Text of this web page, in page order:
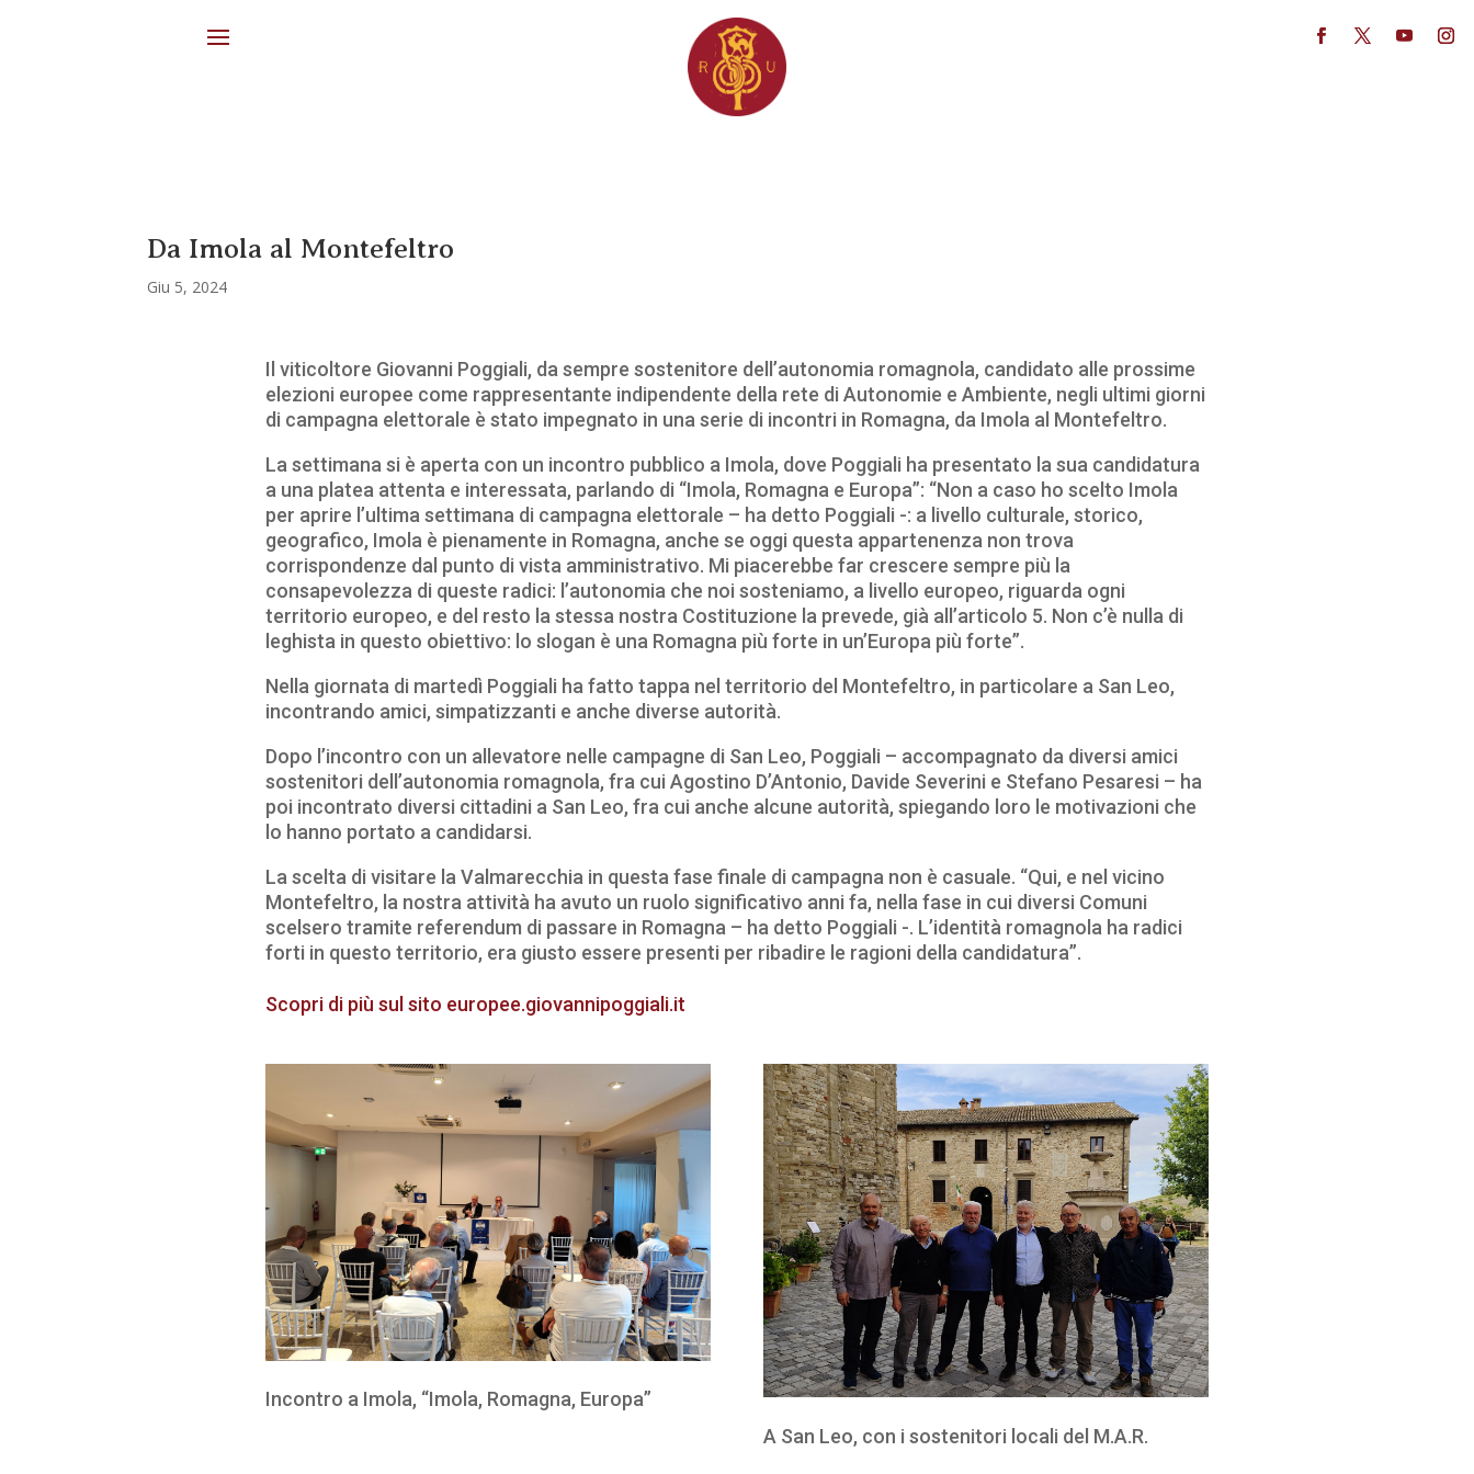
Da Imola al Montefeltro
Giu 5, 2024
Il viticoltore Giovanni Poggiali, da sempre sostenitore dell’autonomia romagnola, candidato alle prossime
elezioni europee come rappresentante indipendente della rete di Autonomie e Ambiente, negli ultimi giorni
di campagna elettorale è stato impegnato in una serie di incontri in Romagna, da Imola al Montefeltro.
La settimana si è aperta con un incontro pubblico a Imola, dove Poggiali ha presentato la sua candidatura
a una platea attenta e interessata, parlando di “Imola, Romagna e Europa”: “Non a caso ho scelto Imola
per aprire l’ultima settimana di campagna elettorale – ha detto Poggiali -: a livello culturale, storico,
geografico, Imola è pienamente in Romagna, anche se oggi questa appartenenza non trova
corrispondenze dal punto di vista amministrativo. Mi piacerebbe far crescere sempre più la
consapevolezza di queste radici: l’autonomia che noi sosteniamo, a livello europeo, riguarda ogni
territorio europeo, e del resto la stessa nostra Costituzione la prevede, già all’articolo 5. Non c’è nulla di
leghista in questo obiettivo: lo slogan è una Romagna più forte in un’Europa più forte”.
Nella giornata di martedì Poggiali ha fatto tappa nel territorio del Montefeltro, in particolare a San Leo,
incontrando amici, simpatizzanti e anche diverse autorità.
Dopo l’incontro con un allevatore nelle campagne di San Leo, Poggiali – accompagnato da diversi amici
sostenitori dell’autonomia romagnola, fra cui Agostino D’Antonio, Davide Severini e Stefano Pesaresi – ha
poi incontrato diversi cittadini a San Leo, fra cui anche alcune autorità, spiegando loro le motivazioni che
lo hanno portato a candidarsi.
La scelta di visitare la Valmarecchia in questa fase finale di campagna non è casuale. “Qui, e nel vicino
Montefeltro, la nostra attività ha avuto un ruolo significativo anni fa, nella fase in cui diversi Comuni
scelsero tramite referendum di passare in Romagna – ha detto Poggiali -. L’identità romagnola ha radici
forti in questo territorio, era giusto essere presenti per ribadire le ragioni della candidatura”.
Scopri di più sul sito europee.giovannipoggiali.it
Incontro a Imola, “Imola, Romagna, Europa”
A San Leo, con i sostenitori locali del M.A.R.